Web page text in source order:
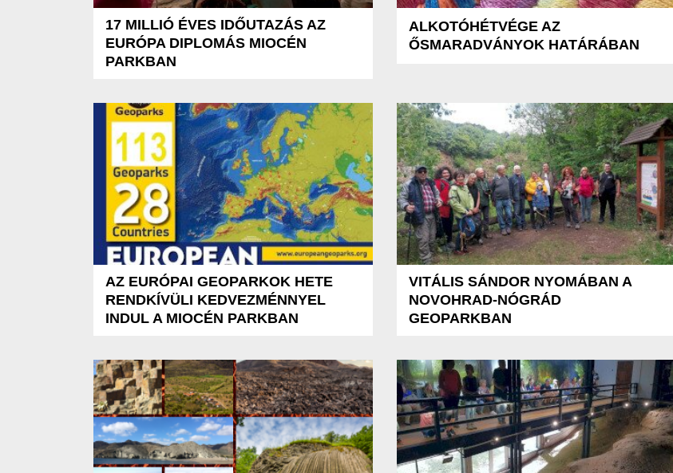
17 MILLIÓ ÉVES IDŐUTAZÁS AZ
EURÓPA DIPLOMÁS MIOCÉN
PARKBAN
ALKOTÓHÉTVÉGE AZ
ŐSMARADVÁNYOK HATÁRÁBAN
AZ EURÓPAI GEOPARKOK HETE
RENDKÍVÜLI KEDVEZMÉNNYEL
INDUL A MIOCÉN PARKBAN
VITÁLIS SÁNDOR NYOMÁBAN A
NOVOHRAD-NÓGRÁD
GEOPARKBAN